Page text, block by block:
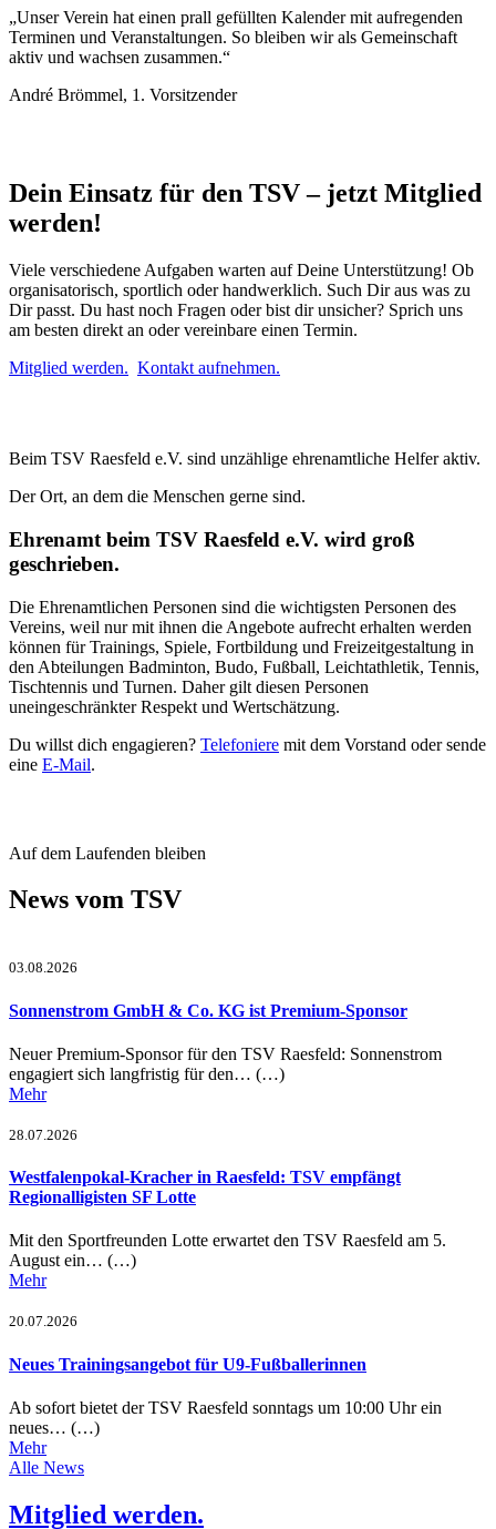
„Unser Verein hat einen prall gefüllten Kalender mit aufregenden
Terminen und Veranstaltungen. So bleiben wir als Gemeinschaft
aktiv und wachsen zusammen.“
André Brömmel, 1. Vorsitzender
Dein Einsatz für den TSV – jetzt Mitglied
werden!
Viele verschiedene Aufgaben warten auf Deine Unterstützung! Ob
organisatorisch, sportlich oder handwerklich. Such Dir aus was zu
Dir passt. Du hast noch Fragen oder bist dir unsicher? Sprich uns
am besten direkt an oder vereinbare einen Termin.
Mitglied werden. Kontakt aufnehmen.
Beim TSV Raesfeld e.V. sind unzählige ehrenamtliche Helfer aktiv.
Der Ort, an dem die Menschen gerne sind.
Ehrenamt beim TSV Raesfeld e.V. wird groß
geschrieben.
Die Ehrenamtlichen Personen sind die wichtigsten Personen des
Vereins, weil nur mit ihnen die Angebote aufrecht erhalten werden
können für Trainings, Spiele, Fortbildung und Freizeitgestaltung in
den Abteilungen Badminton, Budo, Fußball, Leichtathletik, Tennis,
Tischtennis und Turnen. Daher gilt diesen Personen
uneingeschränkter Respekt und Wertschätzung.
Du willst dich engagieren? Telefoniere mit dem Vorstand oder sende
eine E-Mail.
Auf dem Laufenden bleiben
News vom TSV
03.08.2026
Sonnenstrom GmbH & Co. KG ist Premium-Sponsor
Neuer Premium-Sponsor für den TSV Raesfeld: Sonnenstrom
engagiert sich langfristig für den… (…)
Mehr
28.07.2026
Westfalenpokal-Kracher in Raesfeld: TSV empfängt
Regionalligisten SF Lotte
Mit den Sportfreunden Lotte erwartet den TSV Raesfeld am 5.
August ein… (…)
Mehr
20.07.2026
Neues Trainingsangebot für U9-Fußballerinnen
Ab sofort bietet der TSV Raesfeld sonntags um 10:00 Uhr ein
neues… (…)
Mehr
Alle News
Mitglied werden.